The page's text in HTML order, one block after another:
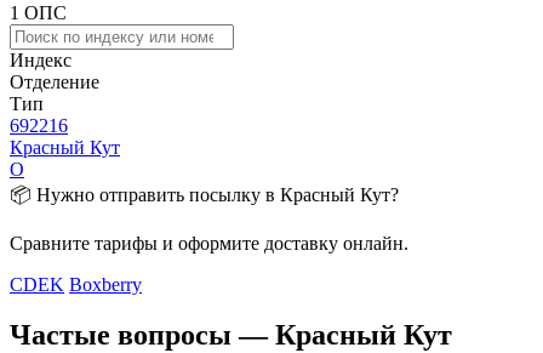
1 ОПС
Индекс
Отделение
Тип
692216
Красный Кут
О
📦 Нужно отправить посылку в Красный Кут?
Сравните тарифы и оформите доставку онлайн.
CDEK Boxberry
Частые вопросы — Красный Кут